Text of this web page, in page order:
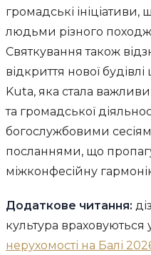
громадські
людьми різного
Святкування також
відкриття нової
Kuta, яка стала
та громадської
богослужбовими
посланнями, що
міжконфесійну
Додаткове читання:
культура враховуються
нерухомості на Балі